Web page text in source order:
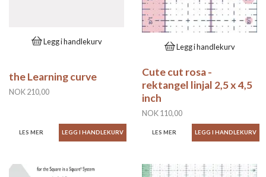
Legg i handlekurv
the Learning curve
NOK 210,00
LES MER
Legg i handlekurv
Cute cut rosa -
rektangel linjal 2,5 x 4,5
inch
NOK 110,00
LES MER